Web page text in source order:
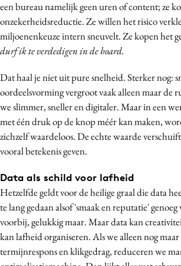
een bureau namelijk geen uren of content; ze
onzekerheidsreductie. Ze willen het risico
miljoenenkeuze intern sneuvelt. Ze kopen het
durf ik te verdedigen in de board.
Dat haal je niet uit pure snelheid. Sterker nog:
oordeelsvorming vergroot vaak alleen maar de
we slimmer, sneller en digitaler. Maar in een
met één druk op de knop méér kan maken,
zichzelf waardeloos. De echte waarde
vooral betekenis geven.
Data als schild voor lafheid
Hetzelfde geldt voor de heilige graal die data
te lang gedaan alsof 'smaak en reputatie'
voorbij, gelukkig maar. Maar data kan
kan lafheid organiseren. Als we alleen nog
termijnrespons en klikgedrag, reduceren we